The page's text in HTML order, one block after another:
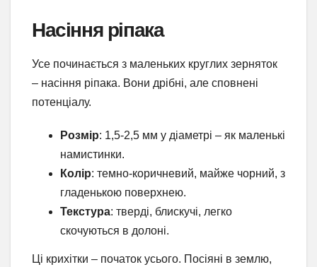
Насіння ріпака
Усе починається з маленьких круглих зерняток
– насіння ріпака. Вони дрібні, але сповнені
потенціалу.
Розмір: 1,5-2,5 мм у діаметрі – як маленькі
намистинки.
Колір: темно-коричневий, майже чорний, з
гладенькою поверхнею.
Текстура: тверді, блискучі, легко
скочуються в долоні.
Ці крихітки – початок усього. Посіяні в землю,